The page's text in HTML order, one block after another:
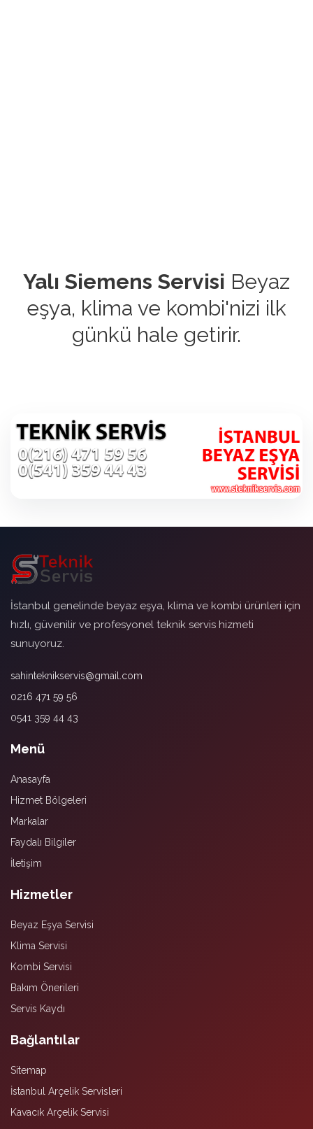
Yalı Siemens Servisi Beyaz
eşya, klima ve kombi'nizi ilk
günkü hale getirir.
İstanbul genelinde beyaz eşya, klima ve kombi ürünleri için
hızlı, güvenilir ve profesyonel teknik servis hizmeti
sunuyoruz.
sahinteknikservis@gmail.com
0216 471 59 56
0541 359 44 43
Menü
Anasayfa
Hizmet Bölgeleri
Markalar
Faydalı Bilgiler
İletişim
Hizmetler
Beyaz Eşya Servisi
Klima Servisi
Kombi Servisi
Bakım Önerileri
Servis Kaydı
Bağlantılar
Sitemap
İstanbul Arçelik Servisleri
Kavacık Arçelik Servisi